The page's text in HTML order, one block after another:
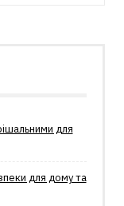
для
для дому та